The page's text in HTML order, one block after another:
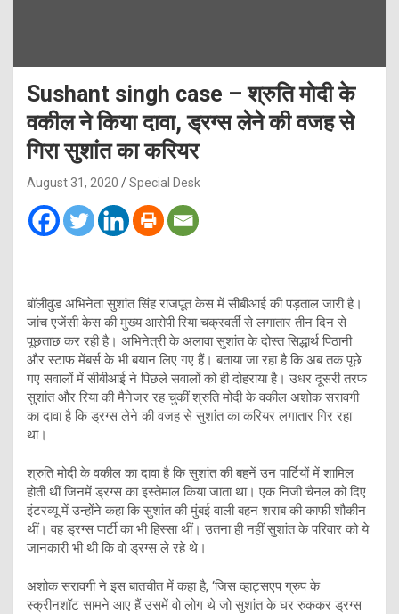
Sushant singh case – श्रुति मोदी के
वकील ने किया दावा, ड्रग्स लेने की वजह से
गिरा सुशांत का करियर
August 31, 2020 Special Desk
बॉलीवुड अभिनेता सुशांत सिंह राजपूत केस में सीबीआई की पड़ताल जारी है।
जांच एजेंसी केस की मुख्य आरोपी रिया चक्रवर्ती से लगातार तीन दिन से
पूछताछ कर रही है। अभिनेत्री के अलावा सुशांत के दोस्त सिद्धार्थ पिठानी
और स्टाफ मेंबर्स के भी बयान लिए गए हैं। बताया जा रहा है कि अब तक पूछे
गए सवालों में सीबीआई ने पिछले सवालों को ही दोहराया है। उधर दूसरी तरफ
सुशांत और रिया की मैनेजर रह चुकीं श्रुति मोदी के वकील अशोक सरावगी
का दावा है कि ड्रग्स लेने की वजह से सुशांत का करियर लगातार गिर रहा
था।
श्रुति मोदी के वकील का दावा है कि सुशांत की बहनें उन पार्टियों में शामिल
होती थीं जिनमें ड्रग्स का इस्तेमाल किया जाता था। एक निजी चैनल को दिए
इंटरव्यू में उन्होंने कहा कि सुशांत की मुंबई वाली बहन शराब की काफी शौकीन
थीं। वह ड्रग्स पार्टी का भी हिस्सा थीं। उतना ही नहीं सुशांत के परिवार को ये
जानकारी भी थी कि वो ड्रग्स ले रहे थे।
अशोक सरावगी ने इस बातचीत में कहा है, ‘जिस व्हाट्सएप ग्रुप के
स्क्रीनशॉट सामने आए हैं उसमें वो लोग थे जो सुशांत के घर रुककर ड्रग्स